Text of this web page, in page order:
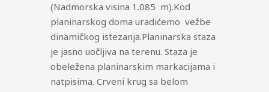
(Nadmorska visina 1.085 m).Kod
planinarskog doma uradićemo vežbe
dinamičkog istezanja.Planinarska staza
je jasno uočljiva na terenu. Staza je
obeležena planinarskim markacijama i
natpisima. Crveni krug sa belom